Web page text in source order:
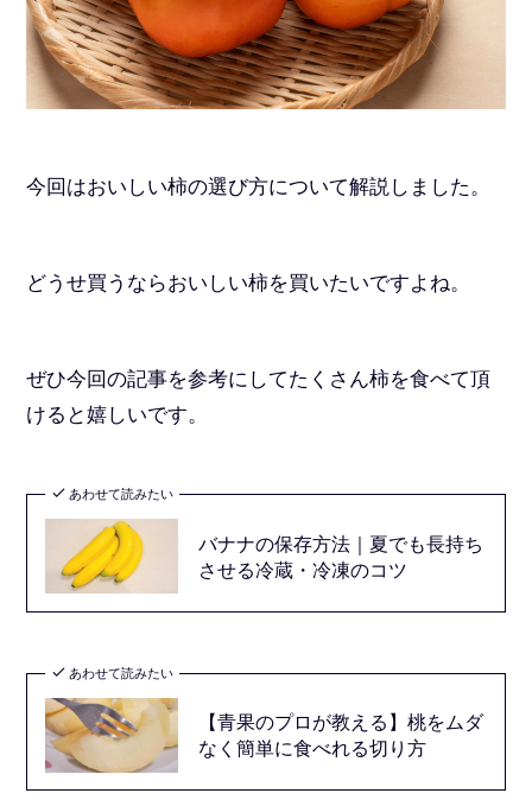
今回はおいしい柿の選び方について解説しました。
どうせ買うならおいしい柿を買いたいですよね。
ぜひ今回の記事を参考にしてたくさん柿を食べて頂
けると嬉しいです。
あわせて読みたい
バナナの保存方法｜夏でも長持ち
させる冷蔵・冷凍のコツ
あわせて読みたい
【青果のプロが教える】桃をムダ
なく簡単に食べれる切り方